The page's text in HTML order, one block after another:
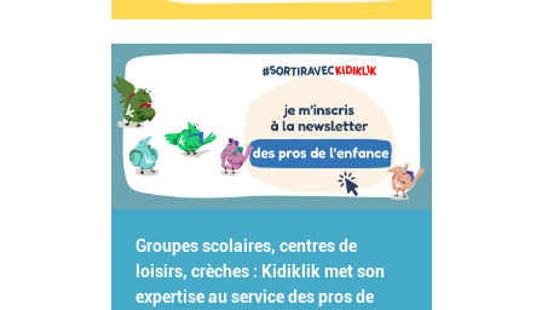
Groupes scolaires, centres de
loisirs, crèches : Kidiklik met son
expertise au service des pros de